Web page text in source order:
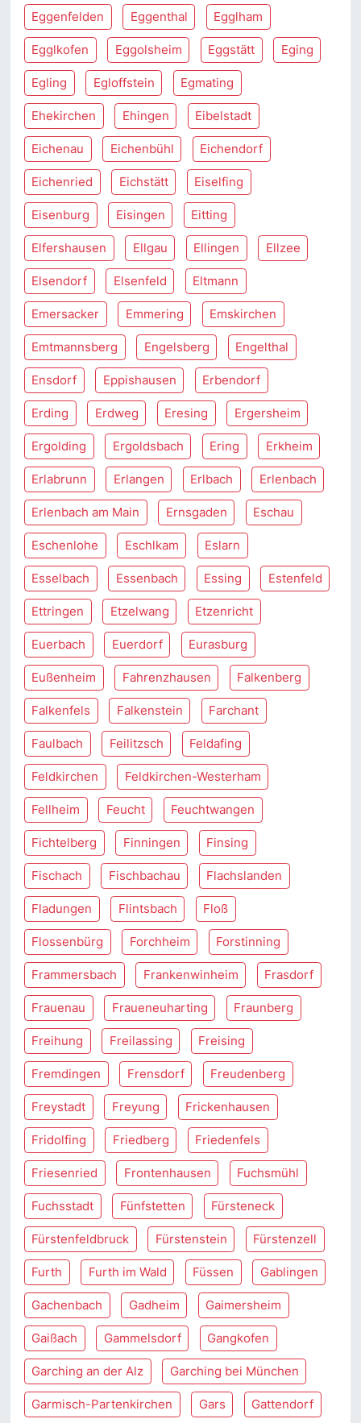
Eggenfelden Eggenthal Egglham
Egglkofen Eggolsheim Eggstätt Eging
Egling Egloffstein Egmating
Ehekirchen Ehingen Eibelstadt
Eichenau Eichenbühl Eichendorf
Eichenried Eichstätt Eiselfing
Eisenburg Eisingen Eitting
Elfershausen Ellgau Ellingen Ellzee
Elsendorf Elsenfeld Eltmann
Emersacker Emmering Emskirchen
Emtmannsberg Engelsberg Engelthal
Ensdorf Eppishausen Erbendorf
Erding Erdweg Eresing Ergersheim
Ergolding Ergoldsbach Ering Erkheim
Erlabrunn Erlangen Erlbach Erlenbach
Erlenbach am Main Ernsgaden Eschau
Eschenlohe Eschlkam Eslarn
Esselbach Essenbach Essing Estenfeld
Ettringen Etzelwang Etzenricht
Euerbach Euerdorf Eurasburg
Eußenheim Fahrenzhausen Falkenberg
Falkenfels Falkenstein Farchant
Faulbach Feilitzsch Feldafing
Feldkirchen Feldkirchen-Westerham
Fellheim Feucht Feuchtwangen
Fichtelberg Finningen Finsing
Fischach Fischbachau Flachslanden
Fladungen Flintsbach Floß
Flossenbürg Forchheim Forstinning
Frammersbach Frankenwinheim Frasdorf
Frauenau Fraueneuharting Fraunberg
Freihung Freilassing Freising
Fremdingen Frensdorf Freudenberg
Freystadt Freyung Frickenhausen
Fridolfing Friedberg Friedenfels
Friesenried Frontenhausen Fuchsmühl
Fuchsstadt Fünfstetten Fürsteneck
Fürstenfeldbruck Fürstenstein Fürstenzell
Furth Furth im Wald Füssen Gablingen
Gachenbach Gadheim Gaimersheim
Gaißach Gammelsdorf Gangkofen
Garching an der Alz Garching bei München
Garmisch-Partenkirchen Gars Gattendorf